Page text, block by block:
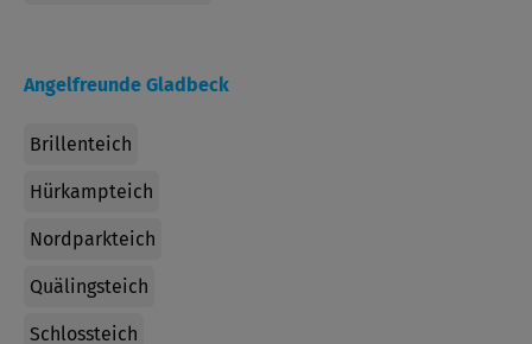
Angelfreunde Gladbeck
Brillenteich
Hürkampteich
Nordparkteich
Quälingsteich
Schlossteich